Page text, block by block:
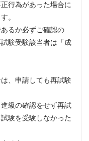
行為があった場合に
。
るか必ずご確認の
験受験該当者は「成
、申請しても再試験
級の確認をせず再試
験を受験しなかった